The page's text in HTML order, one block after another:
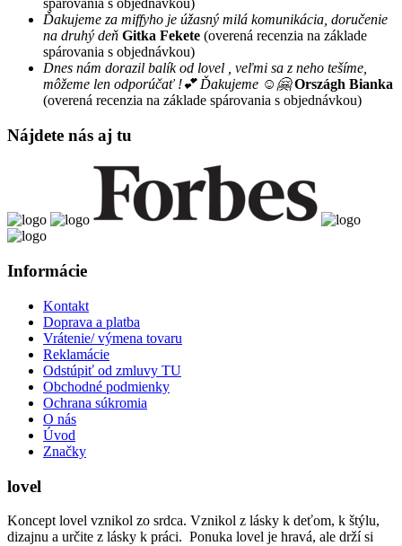
spárovania s objednávkou)
Ďakujeme za miffyho je úžasný milá komunikácia, doručenie
na druhý deň Gitka Fekete (overená recenzia na základe
spárovania s objednávkou)
Dnes nám dorazil balík od lovel , veľmi sa z neho tešíme,
môžeme len odporúčať !💕 Ďakujeme ☺️🤗 Országh Bianka
(overená recenzia na základe spárovania s objednávkou)
Nájdete nás aj tu
Informácie
Kontakt
Doprava a platba
Vrátenie/ výmena tovaru
Reklamácie
Odstúpiť od zmluvy TU
Obchodné podmienky
Ochrana súkromia
O nás
Úvod
Značky
lovel
Koncept lovel vznikol zo srdca. Vznikol z lásky k deťom, k štýlu,
dizajnu a určite z lásky k práci. Ponuka lovel je hravá, ale drží si